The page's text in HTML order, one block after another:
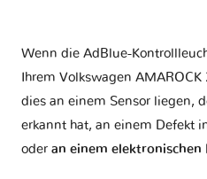
Wenn die AdBlue-
Ihrem Volkswagen
dies an einem Sensor liegen,
erkannt hat, an einem Defekt
oder an einem elektronischen